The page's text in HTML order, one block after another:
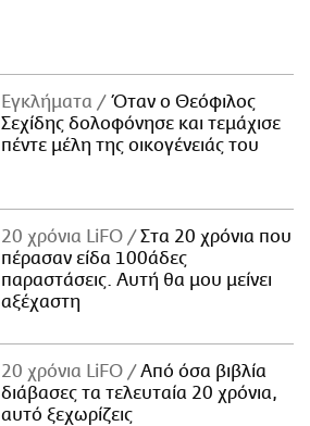
Εγκλήματα
Όταν ο Θεόφιλος
Σεχίδης δολοφόνησε και τεμάχισε
πέντε μέλη της οικογένειάς του
20 χρόνια LiFO
Στα 20 χρόνια που
πέρασαν είδα 100άδες
παραστάσεις. Αυτή θα μου μείνει
αξέχαστη
20 χρόνια LiFO
Από όσα βιβλία
διάβασες τα τελευταία 20 χρόνια,
αυτό ξεχωρίζεις